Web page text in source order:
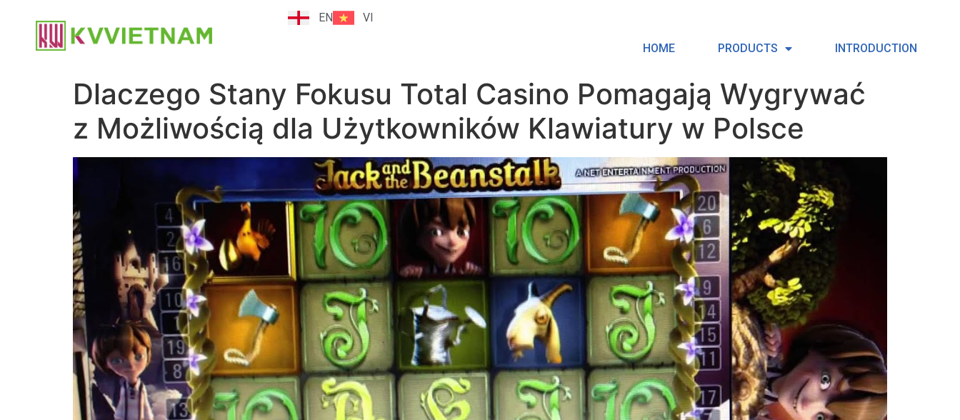
EN VI
HOME PRODUCTS INTRODUCTION
Dlaczego Stany Fokusu Total Casino Pomagają Wygrywać
z Możliwością dla Użytkowników Klawiatury w Polsce